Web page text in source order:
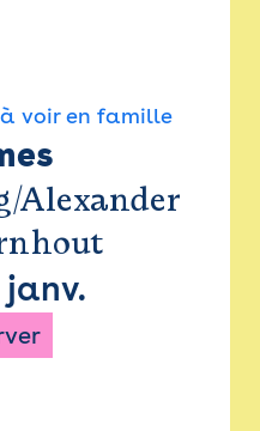
à voir en famille
Alexander
janv.